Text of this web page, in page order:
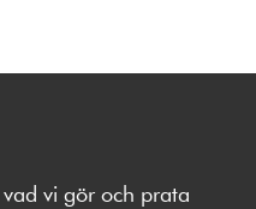
vi gör och prata